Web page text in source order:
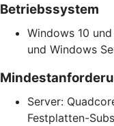
Betriebssystem
Windows 10
und Windows
Server:
Festplatten-